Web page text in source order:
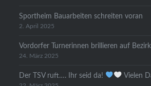
Sportheim Bauarbeiten schreiten voran
2. April 2025
Vordorfer Turnerinnen brillieren auf
24. März 2025
Der TSV ruft…. Ihr seid da! Vielen